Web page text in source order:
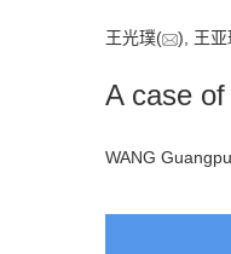
王光璞( ), 王
A case
WANG